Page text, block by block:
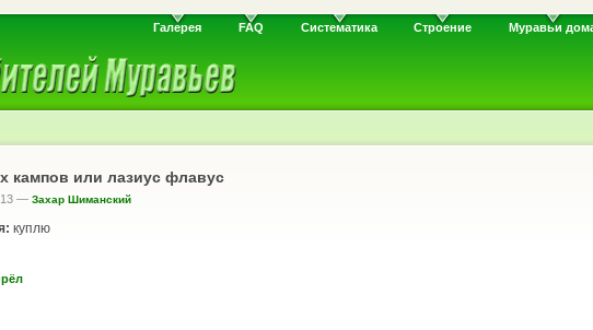
Галерея FAQ Систематика Строение Муравьи
кампов или лазиус флавус
— Захар Шиманский
куплю